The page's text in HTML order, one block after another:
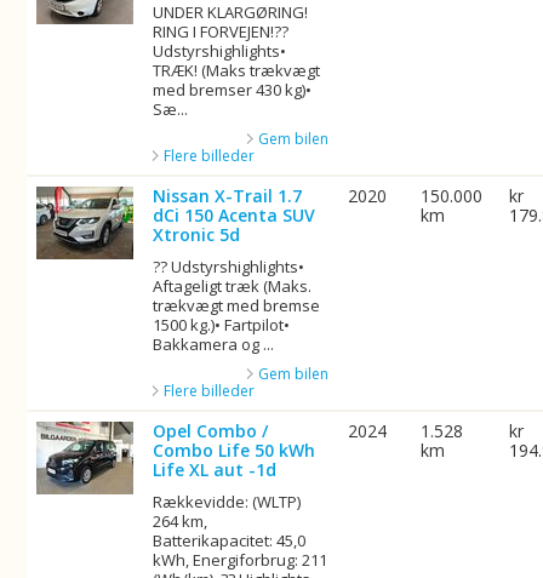
UNDER KLARGØRING!
RING I FORVEJEN!??
Udstyrshighlights•
TRÆK! (Maks trækvægt
med bremser 430 kg)•
Sæ...
Gem bilen
Flere billeder
Nissan X-Trail 1.7
dCi 150 Acenta SUV
Xtronic 5d
?? Udstyrshighlights•
Aftageligt træk (Maks.
trækvægt med bremse
1500 kg.)• Fartpilot•
Bakkamera og ...
Gem bilen
Flere billeder
2020
150.000
km
kr
Opel Combo /
Combo Life 50 kWh
Life XL aut -1d
Rækkevidde: (WLTP)
264 km,
Batterikapacitet: 45,0
kWh, Energiforbrug: 211
2024
1.528
km
kr